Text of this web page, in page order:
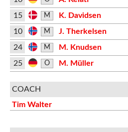
15
M K. Davidsen
10 M J. Therkelsen
24 M M. Knudsen
25 O M. Müller
COACH
Tim Walter